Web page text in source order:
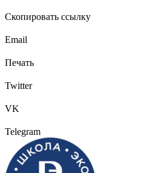
Скопировать ссылку
Email
Печать
Twitter
VK
Telegram